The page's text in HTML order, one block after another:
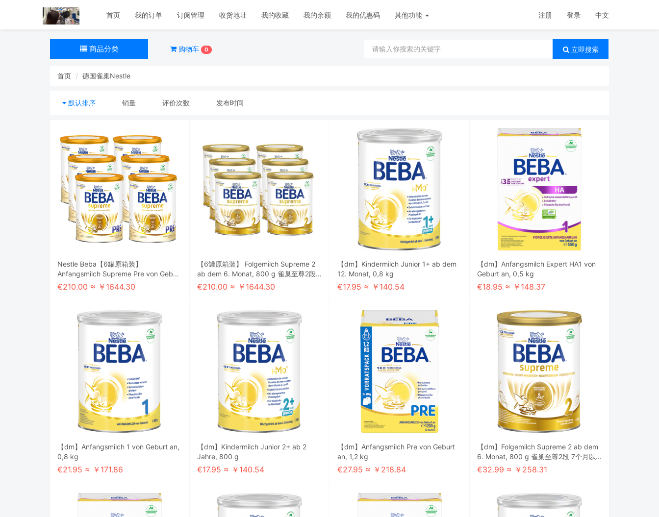
首页 我的订单 订阅管理 收货地址 我的收藏 我的余额 我的优惠码 其他功能 注册 登录 中文
立即搜索
商品分类 购物车 0
首页 德国雀巢Nestle
默认排序 销量 评价次数 发布时间
Nestle Beba【6罐原箱装】
Anfangsmilch Supreme Pre von Geburt
an, 0,8 kg 雀巢至尊pre 800g 0-6M 原
€210.00 ≈ ￥1644.30
【6罐原箱装】 Folgemilch Supreme 2
ab dem 6. Monat, 800 g 雀巢至尊2段 7
个月以上 800g* 原箱订货周期预计2/4
€210.00 ≈ ￥1644.30
【dm】Kindermilch Junior 1+ ab dem
12. Monat, 0,8 kg
€17.95 ≈ ￥140.54
【dm】Anfangsmilch Expert HA1 von
Geburt an, 0,5 kg
€18.95 ≈ ￥148.37
【dm】Anfangsmilch 1 von Geburt an,
0,8 kg
€21.95 ≈ ￥171.86
【dm】Kindermilch Junior 2+ ab 2
Jahre, 800 g
€17.95 ≈ ￥140.54
【dm】Anfangsmilch Pre von Geburt
an, 1,2 kg
€27.95 ≈ ￥218.84
【dm】Folgemilch Supreme 2 ab dem
6. Monat, 800 g 雀巢至尊2段 7个月以
上 800g
€32.99 ≈ ￥258.31